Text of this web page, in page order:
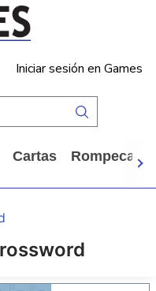
Iniciar sesión en Games
Cartas